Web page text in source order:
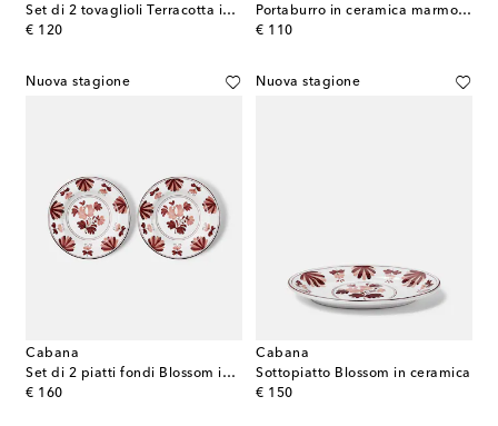
Set di 2 tovaglioli Terracotta in lino e cotone
€ 120
original price
Portaburro in ceramica marmorizzato
€ 110
original price
Nuova stagione
Cabana
Set di 2 piatti fondi Blossom in ceramica
€ 160
original price
Nuova stagione
Cabana
Sottopiatto Blossom in ceramica
€ 150
original price